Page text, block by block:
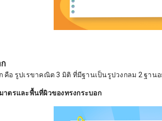
คือ รูปเรขาคณิต 3 มิติ ที่มีฐานเป็นรูปวงกลม 2 ฐา
ตรและพื้นที่ผิวของทรงกระบอก